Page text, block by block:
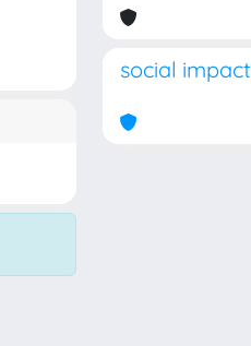
social impact